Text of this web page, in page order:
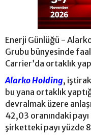
Enerji Günlüğü -
Grubu bünyesinde
Carrier’da ortaklık
Alarko Holding,
bu yana ortaklık
devralmak üzere
42,03 oranındaki
şirketteki payı yüzde